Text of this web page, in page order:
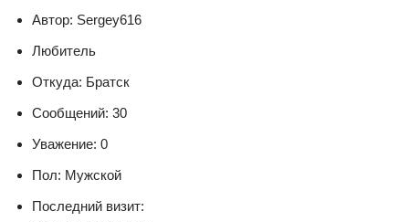
Автор: Sergey616
Любитель
Откуда: Братск
Сообщений: 30
Уважение: 0
Пол: Мужской
Последний визит: